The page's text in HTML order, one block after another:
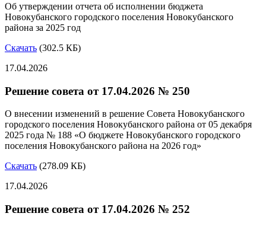
Об утверждении отчета об исполнении бюджета
Новокубанского городского поселения Новокубанского
района за 2025 год
Скачать (302.5 КБ)
17.04.2026
Решение совета от 17.04.2026 № 250
О внесении изменений в решение Совета Новокубанского
городского поселения Новокубанского района от 05 декабря
2025 года № 188 «О бюджете Новокубанского городского
поселения Новокубанского района на 2026 год»
Скачать (278.09 КБ)
17.04.2026
Решение совета от 17.04.2026 № 252